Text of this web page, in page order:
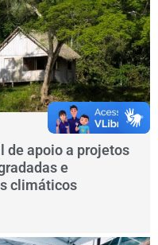
de apoio a projetos
e
climáticos